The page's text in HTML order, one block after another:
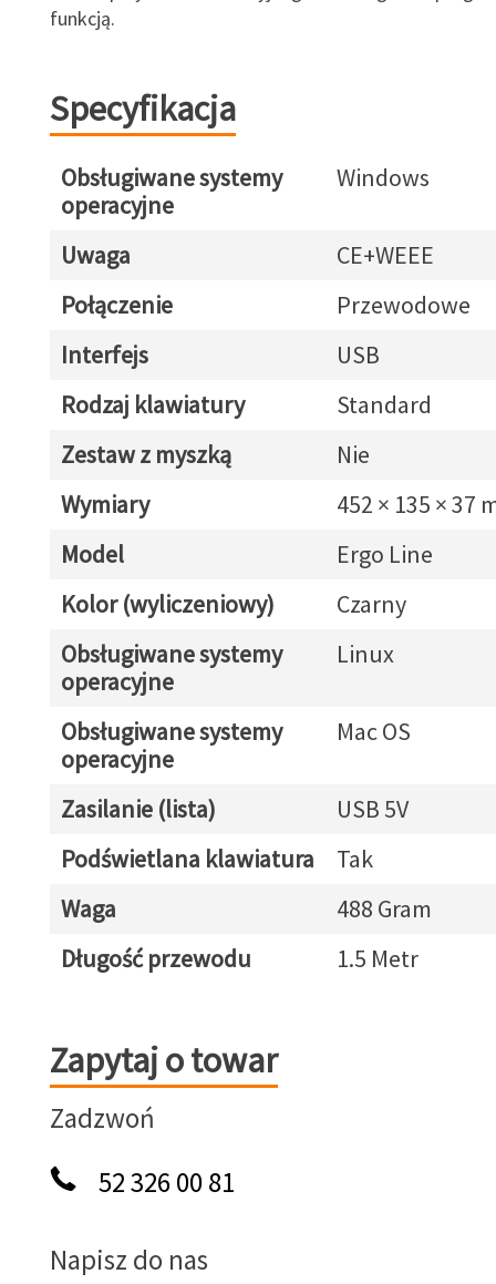
funkcją.
Specyfikacja
Obsługiwane systemy
operacyjne
Windows
Uwaga
CE+WEEE
Połączenie
Przewodowe
Interfejs
USB
Rodzaj klawiatury
Standard
Zestaw z myszką
Nie
Wymiary
452 × 135 × 37
Model
Ergo Line
Kolor (wyliczeniowy)
Czarny
Obsługiwane systemy
operacyjne
Linux
Obsługiwane systemy
operacyjne
Mac OS
Zasilanie (lista)
USB 5V
Podświetlana klawiatura
Tak
Waga
488 Gram
Długość przewodu
1.5 Metr
Zapytaj o towar
Zapytaj o towar
Zadzwoń
52 326 00 81
Napisz do nas